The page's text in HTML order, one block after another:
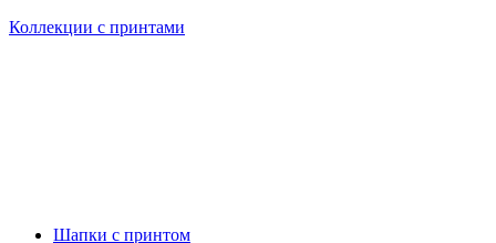
Коллекции с принтами
Шапки с принтом